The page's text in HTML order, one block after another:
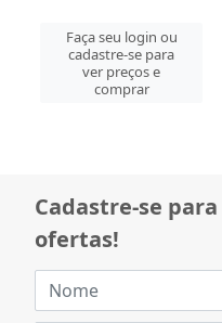
Faça seu login ou
cadastre-se para
ver preços e
comprar
Cadastre-se
ofertas!